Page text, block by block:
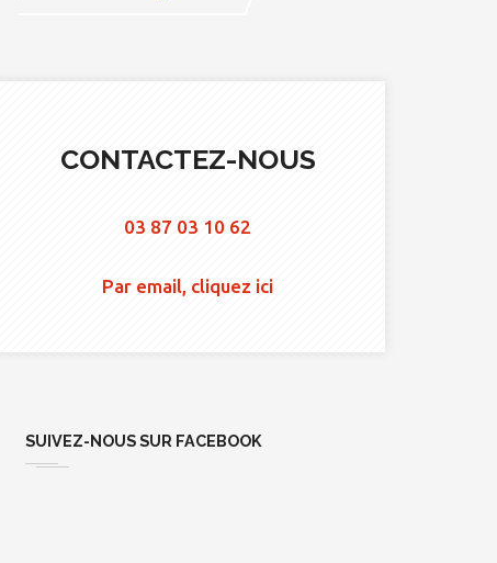
CONTACTEZ-NOUS
03 87 03 10 62
Par email, cliquez ici
SUIVEZ-NOUS SUR FACEBOOK